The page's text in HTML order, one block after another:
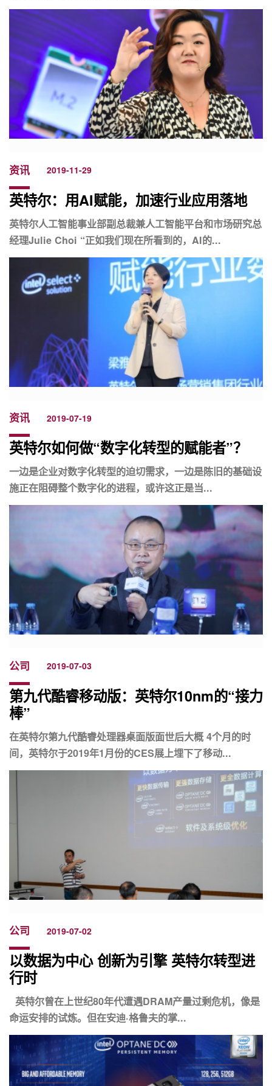
资讯 2019-11-29
英特尔：用AI赋能，加速行业应用落地
英特尔人工智能事业部副总裁兼人工智能平台和市场研究总
经理Julie Choi “正如我们现在所看到的，AI的...
资讯 2019-07-19
英特尔如何做“数字化转型的赋能者”？
一边是企业对数字化转型的迫切需求，一边是陈旧的基础设
施正在阻碍整个数字化的进程，或许这正是当...
公司 2019-07-03
第九代酷睿移动版：英特尔10nm的“接力
棒”
在英特尔第九代酷睿处理器桌面版面世后大概 4个月的时
间，英特尔于2019年1月份的CES展上埋下了移动...
公司 2019-07-02
以数据为中心 创新为引擎 英特尔转型进
行时
英特尔曾在上世纪80年代遭遇DRAM产量过剩危机，像是
命运安排的试炼。但在安迪·格鲁夫的掌...